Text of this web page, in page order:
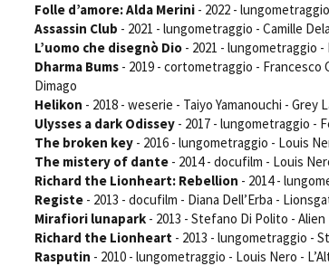
FUNDS
Film Tv Fund
Film Tv Development Fund
Doc Film Fund
Film Fund
TFI Torino
Days
Avenue Cove -
Guarda che
Torino di
Open Day
Ciak in TOur!
trasparente Bandi e gare Contatti Privacy
Folle d’amore: Alda Merini- 2022 -
Assassin Club - 2021 - lungometraggio - Camille
L’uomo che disegnò Dio- 2021 - lungometraggio -
Dharma Bums- 2019 - cortometraggio - Francesco
Dimago
Helikon - 2018 - weserie - Taiyo Yamanouchi - Grey
Ulysses a dark Odissey- 2017 - lungometraggio -
The broken key- 2016 - lungometraggio - Louis
The mistery of dante- 2014 - docufilm - Louis
Richard the Lionheart: Rebellion - 2014 -
Registe- 2013 - docufilm - Diana Dell’Erba -
Mirafiori lunapark- 2013 - Stefano Di Polito - Alien
Richard the Lionheart- 2013 - lungometraggio -
Rasputin - 2010 - lungometraggio - Louis Nero -